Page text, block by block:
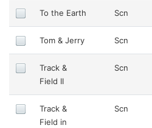
To the Earth Scn
Tom & Jerry Scn
Track &
Field II
Scn
Track &
Field in
Scn